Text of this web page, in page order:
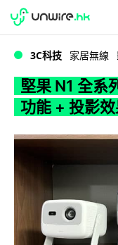
WWDC 2026
3C科技 家居無線
堅果 N1 全
功能 + 投影